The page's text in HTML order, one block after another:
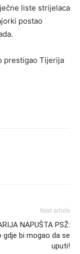
liste strijelaca
postao
prestigao Tijerija
Next article
NAPUŠTA PSŽ:
gdje bi mogao da se
uputi!